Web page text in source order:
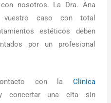
nosotros. La Dra. Ana
vuestro caso con total
estéticos deben
por un profesional
con la Clínica
una cita sin